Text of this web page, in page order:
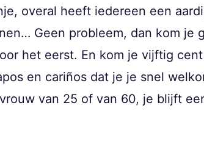
overal heeft iedereen een
Geen probleem, dan kom je
het eerst. En kom je vijftig
en cariños dat je je snel
van 25 of van 60, je blijft